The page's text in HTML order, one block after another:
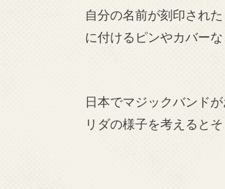
自分の名前が刻印され
に付けるピンやカバー
日本でマジックバンド
リダの様子を考えると